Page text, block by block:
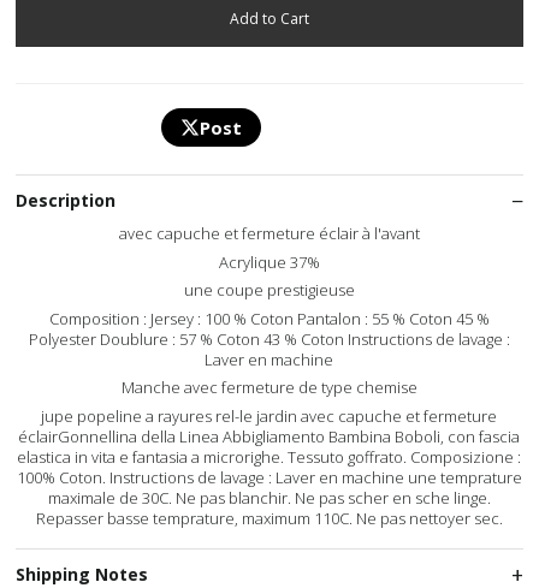
Post
Description
avec capuche et fermeture éclair à l'avant
Acrylique 37%
une coupe prestigieuse
Composition : Jersey : 100 % Coton Pantalon : 55 % Coton 45 %
Polyester Doublure : 57 % Coton 43 % Coton Instructions de lavage :
Laver en machine
Manche avec fermeture de type chemise
jupe popeline a rayures rel-le jardin avec capuche et fermeture
éclairGonnellina della Linea Abbigliamento Bambina Boboli, con fascia
elastica in vita e fantasia a microrighe. Tessuto goffrato. Composizione :
100% Coton. Instructions de lavage : Laver en machine une temprature
maximale de 30C. Ne pas blanchir. Ne pas scher en sche linge.
Repasser basse temprature, maximum 110C. Ne pas nettoyer sec.
Shipping Notes